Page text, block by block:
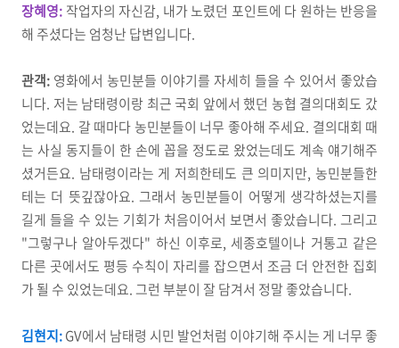
장혜영: 작업자의 자신감, 내가 노렸던 포인트에 다 원하는 반응을
해 주셨다는 엄청난 답변입니다.
관객: 영화에서 농민분들 이야기를 자세히 들을 수 있어서 좋았습
니다. 저는 남태령이랑 최근 국회 앞에서 했던 농협 결의대회도 갔
었는데요. 갈 때마다 농민분들이 너무 좋아해 주세요. 결의대회 때
는 사실 동지들이 한 손에 꼽을 정도로 왔었는데도 계속 얘기해주
셨거든요. 남태령이라는 게 저희한테도 큰 의미지만, 농민분들한
테는 더 뜻깊잖아요. 그래서 농민분들이 어떻게 생각하셨는지를
길게 들을 수 있는 기회가 처음이어서 보면서 좋았습니다. 그리고
"그렇구나 알아두겠다" 하신 이후로, 세종호텔이나 거통고 같은
다른 곳에서도 평등 수칙이 자리를 잡으면서 조금 더 안전한 집회
가 될 수 있었는데요. 그런 부분이 잘 담겨서 정말 좋았습니다.
김현지:GV에서 남태령 시민 발언처럼 이야기해 주시는 게 너무 좋